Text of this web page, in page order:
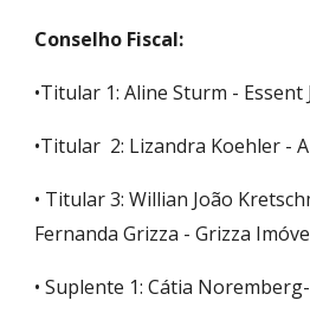
Conselho Fiscal:
•Titular 1:Aline Sturm - Essent
•Titular 2: Lizandra Koehler -
• Titular 3: Willian João
Fernanda Grizza - Grizza
• Suplente 1: Cátia